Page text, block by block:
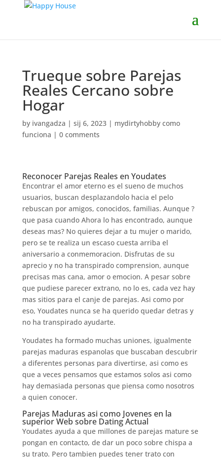
Trueque sobre Parejas
Reales Cercano sobre
Hogar
by ivangadza | sij 6, 2023| mydirtyhobby como
funciona | 0 comments
Reconocer Parejas Reales en Youdates
Encontrar el amor eterno es el sueno de muchos
usuarios, buscan desplazandolo hacia el pelo
rebuscan por amigos, conocidos, familias. Aunque ?
que pasa cuando Ahora lo has encontrado, aunque
deseas mas? No quieres dejar a tu mujer o marido,
pero se te realiza un escaso cuesta arriba el
aniversario a conmemoracion. Disfrutas de su
aprecio y no ha transpirado comprension, aunque
precisas mas cana, amor o emocion. A pesar sobre
que pudiese parecer extrano, no lo es, cada vez hay
mas sitios para el canje de parejas. Asi­ como por
eso, Youdates nunca se ha querido quedar detras y
no ha transpirado ayudarte.
Youdates ha formado muchas uniones, igualmente
parejas maduras espanolas que buscaban descubrir
a diferentes personas para divertirse, asi­ como es
que a veces pensamos que estamos solos asi­ como
hay demasiada personas que piensa como nosotros
a quien conocer.
Parejas Maduras asi­ como Jovenes en la
superior Web sobre Dating Actual
Youdates ayuda a que millones de parejas mature se
pongan en contacto, de dar un poco sobre chispa a
su trato. Pero tambien puedes tener trato con